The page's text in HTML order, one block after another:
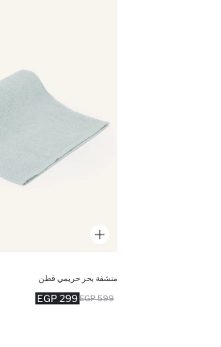
منشفة بحر حريمي قطن
299 EGP 599 EGP